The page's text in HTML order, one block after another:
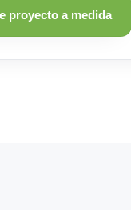
proyecto a medida